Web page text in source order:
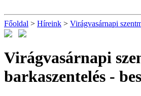
Főoldal > Híreink > Virágvasárnapi
Virágvasárnapi
barkaszentelés -